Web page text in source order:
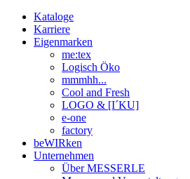
Kataloge
Karriere
Eigenmarken
me:tex
Logisch Öko
mmmhh...
Cool and Fresh
LOGO & [I´KU]
e-one
factory
beWIRken
Unternehmen
Über MESSERLE